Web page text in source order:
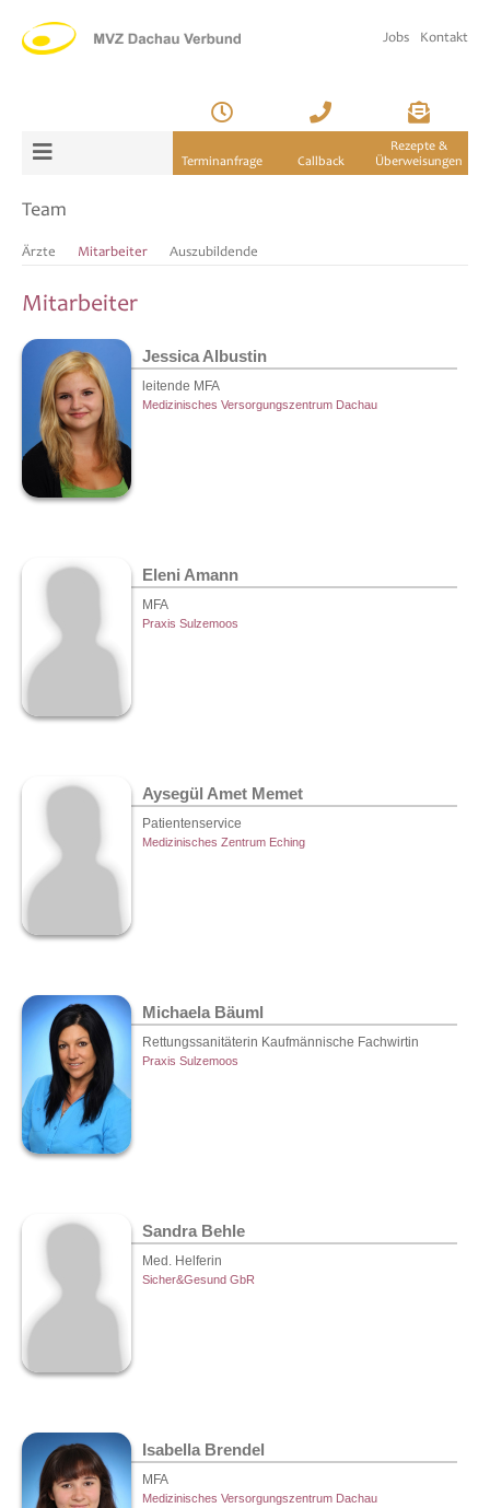
Jobs Kontakt
Terminanfrage Callback
Rezepte &
Überweisungen
Team
Ärzte Mitarbeiter Auszubildende
Mitarbeiter
Jessica Albustin
leitende MFA
Medizinisches Versorgungszentrum Dachau
Eleni Amann
MFA
Praxis Sulzemoos
Aysegül Amet Memet
Patientenservice
Medizinisches Zentrum Eching
Michaela Bäuml
Rettungssanitäterin Kaufmännische Fachwirtin
Praxis Sulzemoos
Sandra Behle
Med. Helferin
Sicher&Gesund GbR
Isabella Brendel
MFA
Medizinisches Versorgungszentrum Dachau